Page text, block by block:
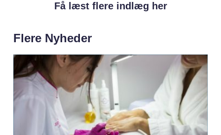
Få læst flere indlæg her
Flere Nyheder